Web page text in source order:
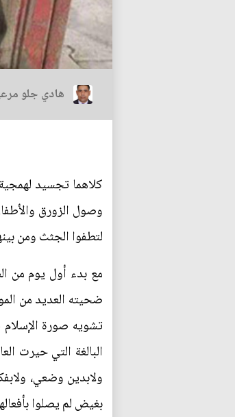
هادي جلو
كلاهما تجسيد
وصول الزورق
لتطفوا الجثث ومن
مع بدء أول يوم من
ضحيته العديد من
تشويه صورة الإسلام
البالغة التي حيرت
ولابدين وضعي،
بغيض لم يصلوا